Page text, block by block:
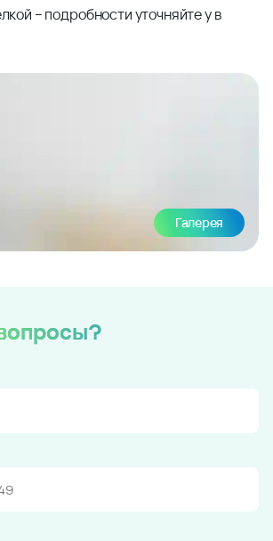
– подробности уточняйте у в
Галерея